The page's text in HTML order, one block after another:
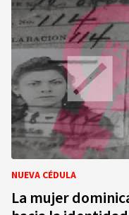
NUEVA CÉDULA
La mujer